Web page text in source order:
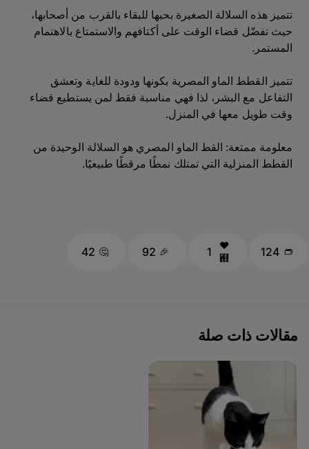
تتميز هذه السلالة الصغيرة بحبها للبقاء بالقرب من أصحابها،
حيث تفضّل قضاء الوقت على أكتافهم والاستمتاع بالاهتمام
المستمر.
تتميز القطط الماو المصرية بكونها ودودة للغاية وتعشق
التفاعل مع البشر، لذا فهي مناسبة فقط لمن يستطيع قضاء
وقت طويل معها في المنزل.
معلومة ممتعة: القط الماو المصري هو السلالة الوحيدة من
القطط المنزلية التي تمتلك نمطًا مرقطًا طبيعيًا.
124
1
92
42
مقالات ذات صلة